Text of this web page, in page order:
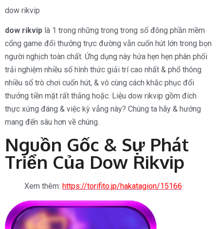
dow rikvip
dow rikvip là 1 trong những trong trong số đông phần mềm
cổng game đổi thưởng trực đường vẫn cuốn hút lớn trong bọn
người nghịch toàn chất. Ứng dụng này hứa hẹn hẹn phân phối
trải nghiệm nhiều số hình thức giải trí cao nhất & phổ thông
nhiều số trò chơi cuốn hút, & vô cùng cách khắc phục đổi
thưởng tiền mặt rất thảng hoặc. Liệu dow rikvip gồm đích
thực xứng đáng & việc kỳ vẳng này? Chúng ta hãy & hướng
mang đến sâu hơn về chúng.
Nguồn Gốc & Sự Phát
Triển Của Dow Rikvip
Xem thêm: https://torifito.jp/hakatagion/15166